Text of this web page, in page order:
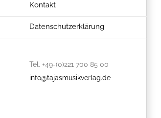
Kontakt
Datenschutzerklärung
Tel. +49-(0)221 700 85 00
info@tajasmusikverlag.de